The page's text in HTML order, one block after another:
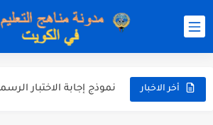
أخر الاخبار